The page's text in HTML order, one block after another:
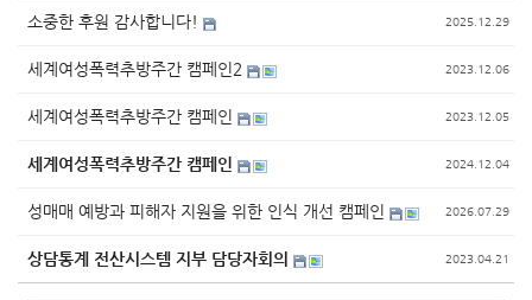
소중한 후원 감사합니다! 2025.12.29
세계여성폭력추방주간 캠페인2 2023.12.06
세계여성폭력추방주간 캠페인 2023.12.05
세계여성폭력추방주간 캠페인 2024.12.04
성매매 예방과 피해자 지원을 위한 인식 개선 캠페인 2026.07.29
상담통계 전산시스템 지부 담당자회의 2023.04.21